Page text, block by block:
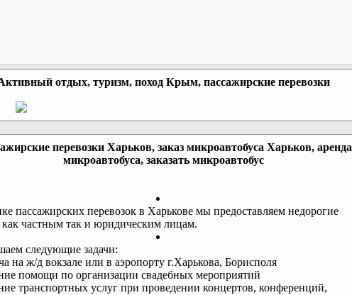
отдых, туризм, поход Крым, пассажирские перевозки
перевозки Харьков, заказ микроавтобуса Харьков, аренда
микроавтобуса, заказать микроавтобус
пассажирских перевозок в Харькове мы предоставляем недорогие
как частным так и юридическим лицам.
следующие задачи:
на ж/д вокзале или в аэропорту г.Харькова, Борисполя
помощи по организации свадебных мероприятий
транспортных услуг при проведении концертов, конференций,